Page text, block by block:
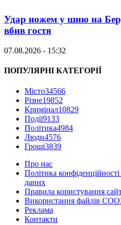
Удар ножем у шию на
вбив гостя
07.08.2026 - 15:32
ПОПУЛЯРНІ КАТЕГОРІЇ
Місто34566
Різне19852
Кримінал10829
Події9133
Політика4984
Люди4576
Гроші3839
Про нас
Політика
даних
Правила користування
Використання файлів
Реклама
Контакти